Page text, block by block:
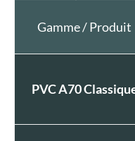
Gamme / Produit
PVC A70